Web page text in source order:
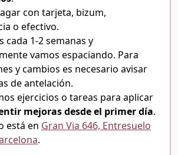
con tarjeta, bizum,
o efectivo.
cada 1-2 semanas y
vamos espaciando. Para
y cambios es necesario avisar
de antelación.
ejercicios o tareas para aplicar
mejoras desde el primer día.
está en Gran Via 646, Entresuelo
.